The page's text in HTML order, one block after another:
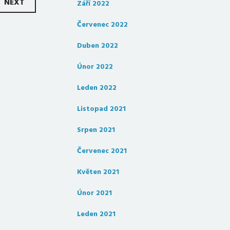
Září 2022
Červenec 2022
Duben 2022
Únor 2022
Leden 2022
Listopad 2021
Srpen 2021
Červenec 2021
Květen 2021
Únor 2021
Leden 2021